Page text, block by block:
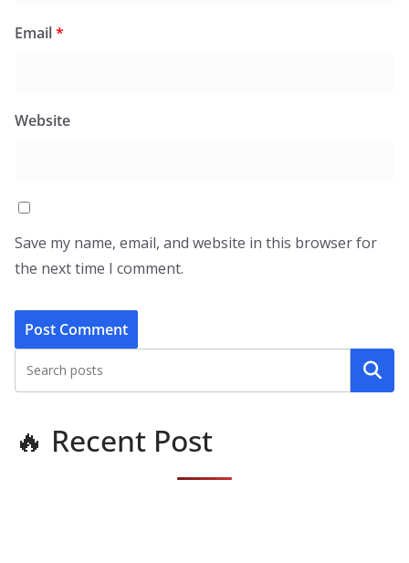
Email*
Website
Save my name, email, and website in this browser for
the next time I comment.
Search
🔥 Recent Post